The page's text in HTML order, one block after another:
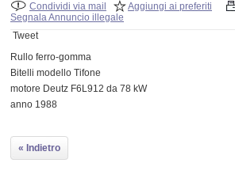
Condividi via mail Aggiungi ai preferiti
Segnala Annuncio illegale
Tweet
Rullo ferro-gomma
Bitelli modello Tifone
motore Deutz F6L912 da 78 kW
anno 1988
« Indietro